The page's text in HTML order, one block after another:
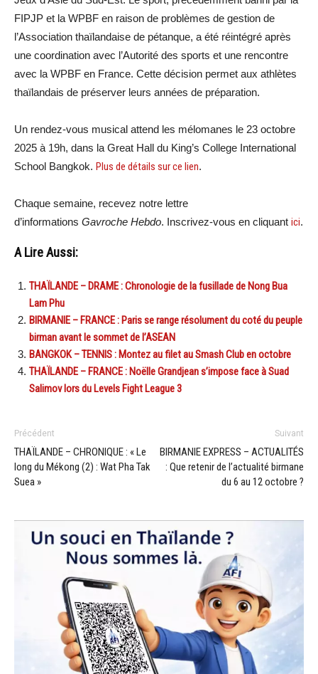
FIPJP et la WPBF en raison de problèmes de gestion de
l’Association thaïlandaise de pétanque, a été réintégré après
une coordination avec l’Autorité des sports et une rencontre
avec la WPBF en France. Cette décision permet aux athlètes
thaïlandais de préserver leurs années de préparation.
Un rendez-vous musical attend les mélomanes le 23 octobre
2025 à 19h, dans la Great Hall du King’s College International
School Bangkok. Plus de détails sur ce lien.
Chaque semaine, recevez notre lettre
d’informations Gavroche Hebdo. Inscrivez-vous en cliquant ici.
A Lire Aussi:
THAÏLANDE – DRAME : Chronologie de la fusillade de Nong Bua
Lam Phu
BIRMANIE – FRANCE : Paris se range résolument du coté du peuple
birman avant le sommet de l’ASEAN
BANGKOK – TENNIS : Montez au filet au Smash Club en octobre
THAÏLANDE – FRANCE : Noëlle Grandjean s’impose face à Suad
Salimov lors du Levels Fight League 3
Précédent
THAÏLANDE – CHRONIQUE : « Le
long du Mékong (2) : Wat Pha Tak
Suea »
Suivant
BIRMANIE EXPRESS – ACTUALITÉS
: Que retenir de l’actualité birmane
du 6 au 12 octobre ?